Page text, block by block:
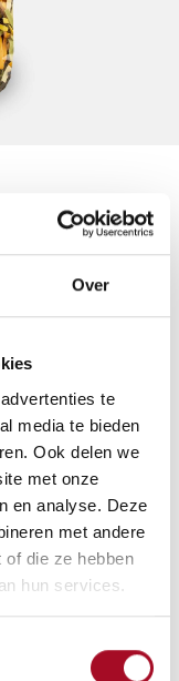
Over
te
media te bieden
Ook delen we
met onze
en analyse. Deze
met andere
die ze hebben
hun services.
te maken veel
toevoegen